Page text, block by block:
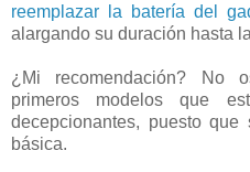
reemplazar la batería del
alargando su duración hasta
¿Mi recomendación? No
primeros modelos que
decepcionantes, puesto
básica.